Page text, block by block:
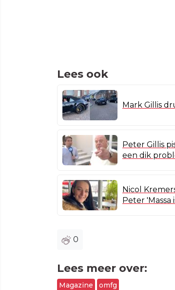
Lees ook
Mark Gillis
Peter Gillis
een dik
Nicol
Peter 'Massa
0
Lees meer over:
Magazine omfg